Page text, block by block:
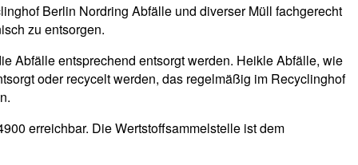
Berlin Nordring Abfälle und diverser Müll fachgerecht
zu entsorgen.
Abfälle entsprechend entsorgt werden. Heikle Abfälle, wie
oder recycelt werden, das regelmäßig im Recyclinghof
erreichbar. Die Wertstoffsammelstelle ist dem